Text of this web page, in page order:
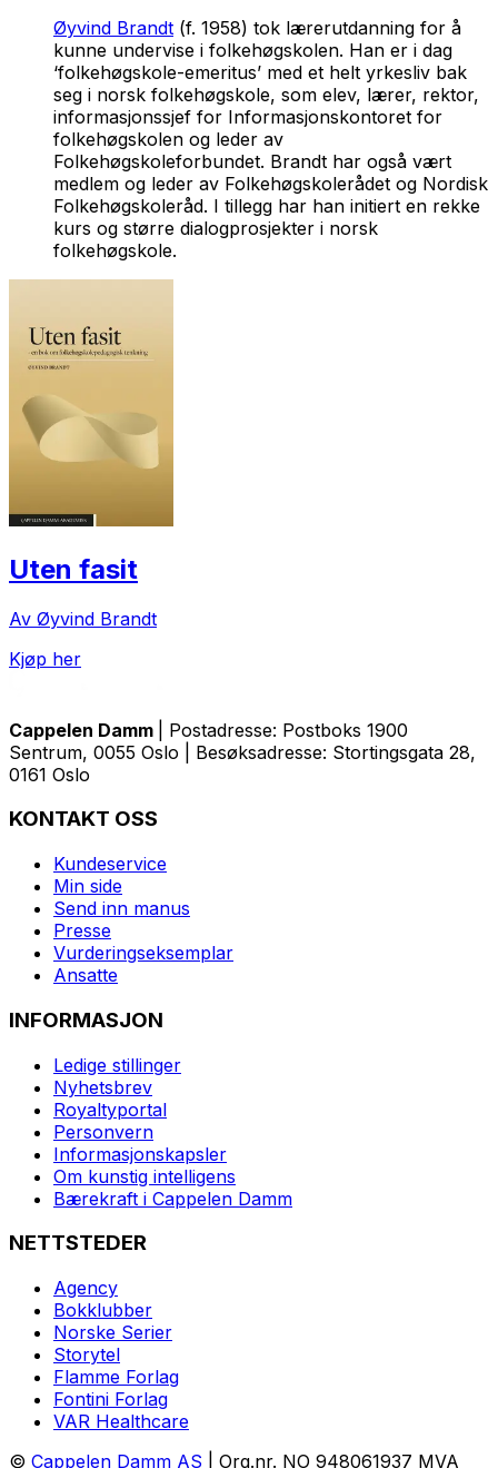
Øyvind Brandt (f. 1958) tok lærerutdanning for å
kunne undervise i folkehøgskolen. Han er i dag
‘folkehøgskole-emeritus’ med et helt yrkesliv bak
seg i norsk folkehøgskole, som elev, lærer, rektor,
informasjonssjef for Informasjonskontoret for
folkehøgskolen og leder av
Folkehøgskoleforbundet. Brandt har også vært
medlem og leder av Folkehøgskolerådet og Nordisk
Folkehøgskoleråd. I tillegg har han initiert en rekke
kurs og større dialogprosjekter i norsk
folkehøgskole.
Uten fasit
Av Øyvind Brandt
Kjøp her
Cappelen Damm
| Postadresse: Postboks 1900
Sentrum, 0055 Oslo | Besøksadresse: Stortingsgata 28,
0161 Oslo
KONTAKT OSS
Kundeservice
Min side
Send inn manus
Presse
Vurderingseksemplar
Ansatte
INFORMASJON
Ledige stillinger
Nyhetsbrev
Royaltyportal
Personvern
Informasjonskapsler
Om kunstig intelligens
Bærekraft i Cappelen Damm
NETTSTEDER
Agency
Bokklubber
Norske Serier
Storytel
Flamme Forlag
Fontini Forlag
VAR Healthcare
© Cappelen Damm AS | Org.nr. NO 948061937 MVA